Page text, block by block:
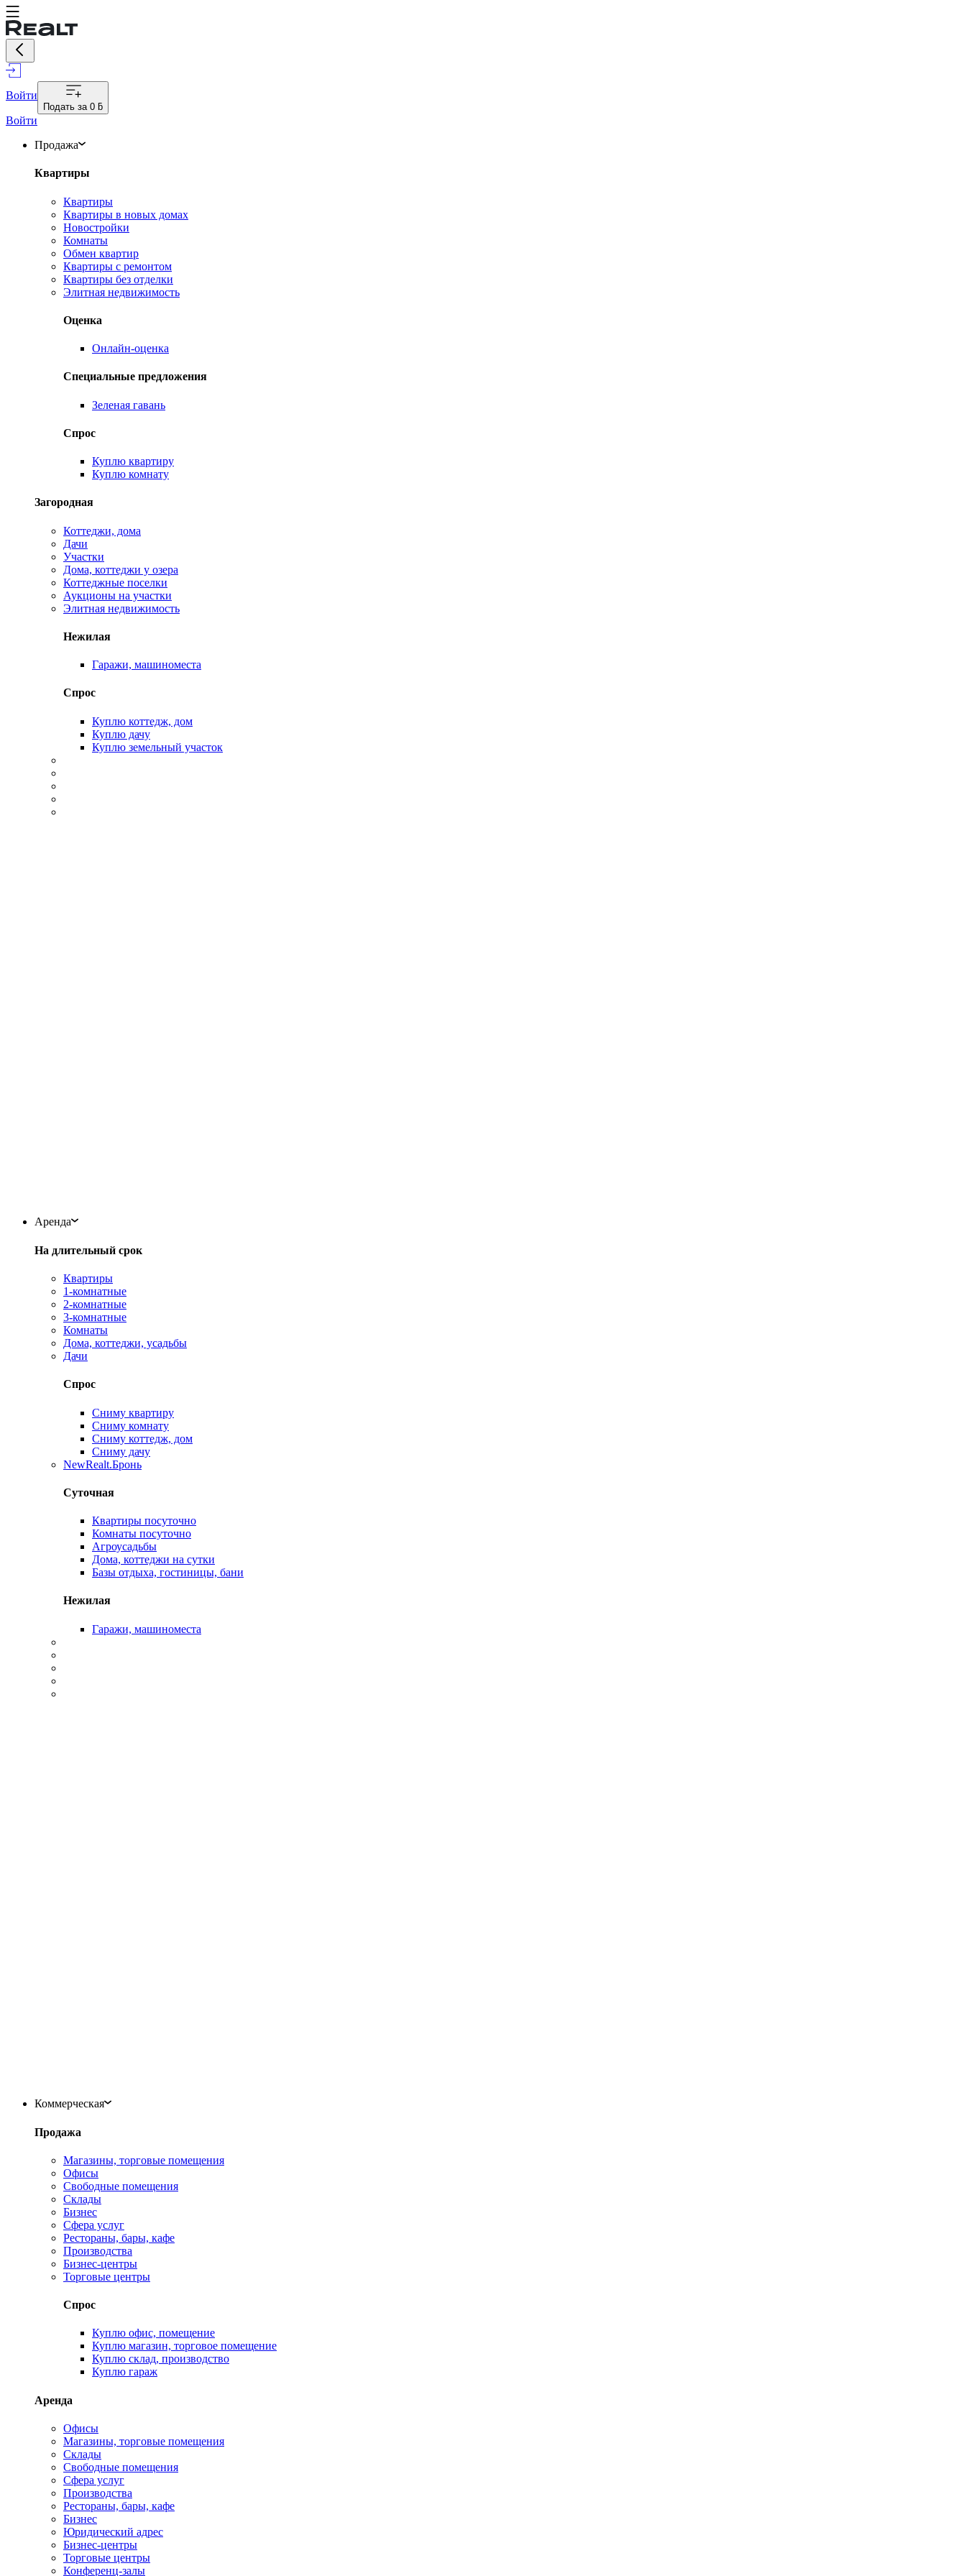
Войти
Подать за 0 ƃ
Войти
Продажа
Квартиры
Квартиры
Квартиры в новых домах
Новостройки
Комнаты
Обмен квартир
Квартиры с ремонтом
Квартиры без отделки
Элитная недвижимость
Оценка
Онлайн-оценка
Специальные предложения
Зеленая гавань
Спрос
Куплю квартиру
Куплю комнату
Загородная
Коттеджи, дома
Дачи
Участки
Дома, коттеджи у озера
Коттеджные поселки
Аукционы на участки
Элитная недвижимость
Нежилая
Гаражи, машиноместа
Спрос
Куплю коттедж, дом
Куплю дачу
Куплю земельный участок
Аренда
На длительный срок
Квартиры
1-комнатные
2-комнатные
3-комнатные
Комнаты
Дома, коттеджи, усадьбы
Дачи
Спрос
Сниму квартиру
Сниму комнату
Сниму коттедж, дом
Сниму дачу
NewRealt.Бронь
Суточная
Квартиры посуточно
Комнаты посуточно
Агроусадьбы
Дома, коттеджи на сутки
Базы отдыха, гостиницы, бани
Нежилая
Гаражи, машиноместа
Коммерческая
Продажа
Магазины, торговые помещения
Офисы
Свободные помещения
Склады
Бизнес
Сфера услуг
Рестораны, бары, кафе
Производства
Бизнес-центры
Торговые центры
Спрос
Куплю офис, помещение
Куплю магазин, торговое помещение
Куплю склад, производство
Куплю гараж
Аренда
Офисы
Магазины, торговые помещения
Склады
Свободные помещения
Сфера услуг
Производства
Рестораны, бары, кафе
Бизнес
Юридический адрес
Бизнес-центры
Торговые центры
Конференц-залы